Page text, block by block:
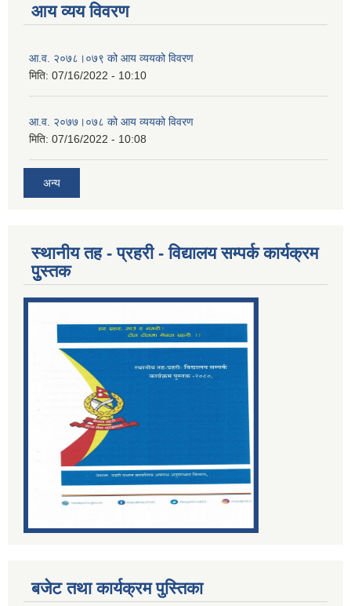
आय व्यय विवरण
आ.व. २०७८।०७९ को आय व्ययको विवरण
मिति: 07/16/2022 - 10:10
आ.व. २०७७।०७८ को आय व्ययको विवरण
मिति: 07/16/2022 - 10:08
अन्य
स्थानीय तह - प्रहरी - विद्यालय सम्पर्क कार्यक्रम
पुुस्तक
बजेट तथा कार्यक्रम पुस्तिका